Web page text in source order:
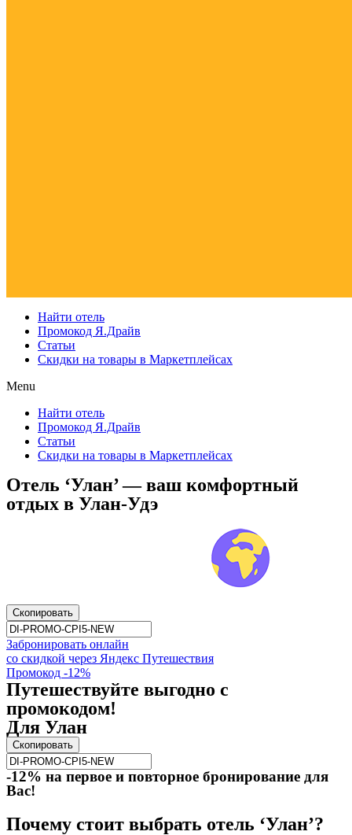
Найти отель
Промокод Я.Драйв
Статьи
Скидки на товары в Маркетплейсах
Menu
Найти отель
Промокод Я.Драйв
Статьи
Скидки на товары в Маркетплейсах
Отель ‘Улан’ — ваш комфортный
отдых в Улан-Удэ
Скопировать
Забронировать онлайн
со скидкой через Яндекс Путешествия
Промокод -12%
Путешествуйте выгодно с
промокодом!
Для Улан
Скопировать
-12% на первое и повторное бронирование для
Вас!
Почему стоит выбрать отель ‘Улан’?